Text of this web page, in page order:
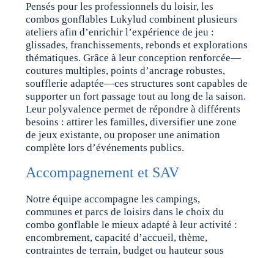
Pensés pour les professionnels du loisir, les
combos gonflables Lukylud combinent plusieurs
ateliers afin d’enrichir l’expérience de jeu :
glissades, franchissements, rebonds et explorations
thématiques. Grâce à leur conception renforcée—
coutures multiples, points d’ancrage robustes,
soufflerie adaptée—ces structures sont capables de
supporter un fort passage tout au long de la saison.
Leur polyvalence permet de répondre à différents
besoins : attirer les familles, diversifier une zone
de jeux existante, ou proposer une animation
complète lors d’événements publics.
Accompagnement et SAV
Notre équipe accompagne les campings,
communes et parcs de loisirs dans le choix du
combo gonflable le mieux adapté à leur activité :
encombrement, capacité d’accueil, thème,
contraintes de terrain, budget ou hauteur sous